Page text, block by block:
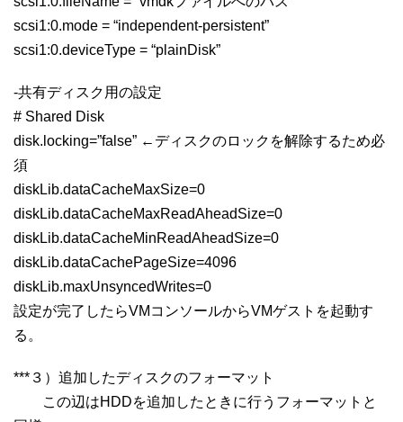
scsi1:0.mode = “independent-persistent”
scsi1:0.deviceType = “plainDisk”
-共有ディスク用の設定
# Shared Disk
disk.locking=”false” ←ディスクのロックを解除するため必
須
diskLib.dataCacheMaxSize=0
diskLib.dataCacheMaxReadAheadSize=0
diskLib.dataCacheMinReadAheadSize=0
diskLib.dataCachePageSize=4096
diskLib.maxUnsyncedWrites=0
設定が完了したらVMコンソールからVMゲストを起動す
る。
***３）追加したディスクのフォーマット
この辺はHDDを追加したときに行うフォーマットと